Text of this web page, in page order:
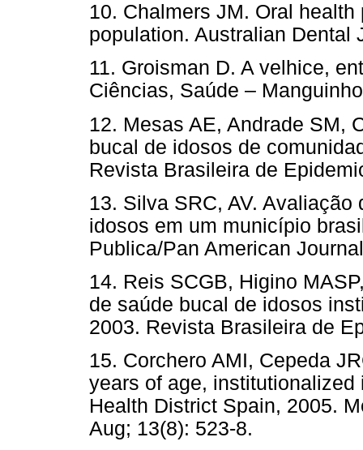
10. Chalmers JM. Oral
population. Australian Dental
11. Groisman D. A velhice,
Ciências, Saúde –
12. Mesas AE, Andrade SM,
bucal de idosos de
Revista Brasileira de
13. Silva SRC, AV.
idosos em um município
Publica/Pan American
14. Reis SCGB, Higino
de saúde bucal de idosos
2003. Revista Brasileira de
15. Corchero AMI, Cepeda
years of age,
Health District Spain, 2005.
Aug; 13(8): 523-8.